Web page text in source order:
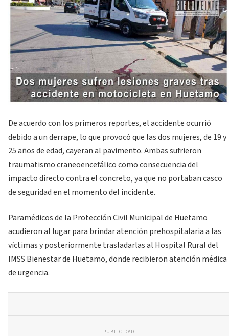
De acuerdo con los primeros reportes, el accidente ocurrió
debido a un derrape, lo que provocó que las dos mujeres, de 19 y
25 años de edad, cayeran al pavimento. Ambas sufrieron
traumatismo craneoencefálico como consecuencia del
impacto directo contra el concreto, ya que no portaban casco
de seguridad en el momento del incidente.
Paramédicos de la Protección Civil Municipal de Huetamo
acudieron al lugar para brindar atención prehospitalaria a las
víctimas y posteriormente trasladarlas al Hospital Rural del
IMSS Bienestar de Huetamo, donde recibieron atención médica
de urgencia.
PUBLICIDAD